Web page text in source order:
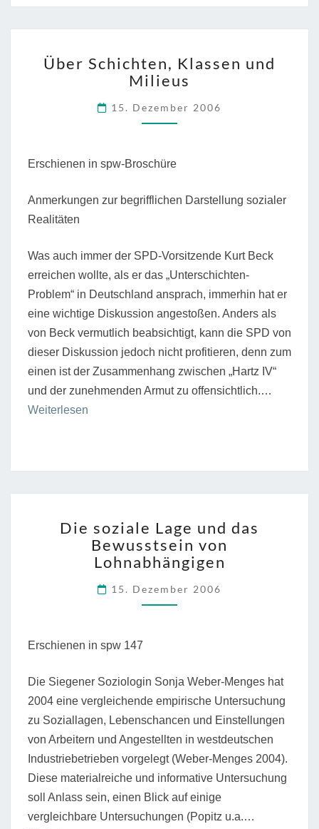
SCHICHTEN,
KLASSEN
MILIEUS
Über Schichten, Klassen und
Milieus
15. Dezember 2006
Erschienen in spw-Broschüre
Anmerkungen zur begrifflichen Darstellung sozialer
Realitäten
Was auch immer der SPD-Vorsitzende Kurt Beck
erreichen wollte, als er das „Unterschichten-
Problem“ in Deutschland ansprach, immerhin hat er
eine wichtige Diskussion angestoßen. Anders als
von Beck vermutlich beabsichtigt, kann die SPD von
dieser Diskussion jedoch nicht profitieren, denn zum
einen ist der Zusammenhang zwischen „Hartz IV“
und der zunehmenden Armut zu offensichtlich.…
Weiterlesen
SOZIALE
LAGE
UND
DAS
BEWUSSTSEIN
VON
Die soziale Lage und das
Bewusstsein von
Lohnabhängigen
15. Dezember 2006
Erschienen in spw 147
Die Siegener Soziologin Sonja Weber-Menges hat
2004 eine vergleichende empirische Untersuchung
zu Soziallagen, Lebenschancen und Einstellungen
von Arbeitern und Angestellten in westdeutschen
Industriebetrieben vorgelegt (Weber-Menges 2004).
Diese materialreiche und informative Untersuchung
soll Anlass sein, einen Blick auf einige
vergleichbare Untersuchungen (Popitz u.a.…